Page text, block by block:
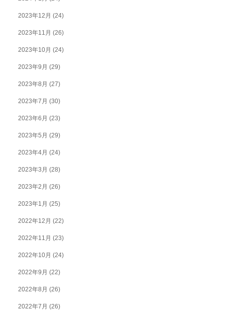
2023年12月 (24)
2023年11月 (26)
2023年10月 (24)
2023年9月 (29)
2023年8月 (27)
2023年7月 (30)
2023年6月 (23)
2023年5月 (29)
2023年4月 (24)
2023年3月 (28)
2023年2月 (26)
2023年1月 (25)
2022年12月 (22)
2022年11月 (23)
2022年10月 (24)
2022年9月 (22)
2022年8月 (26)
2022年7月 (26)